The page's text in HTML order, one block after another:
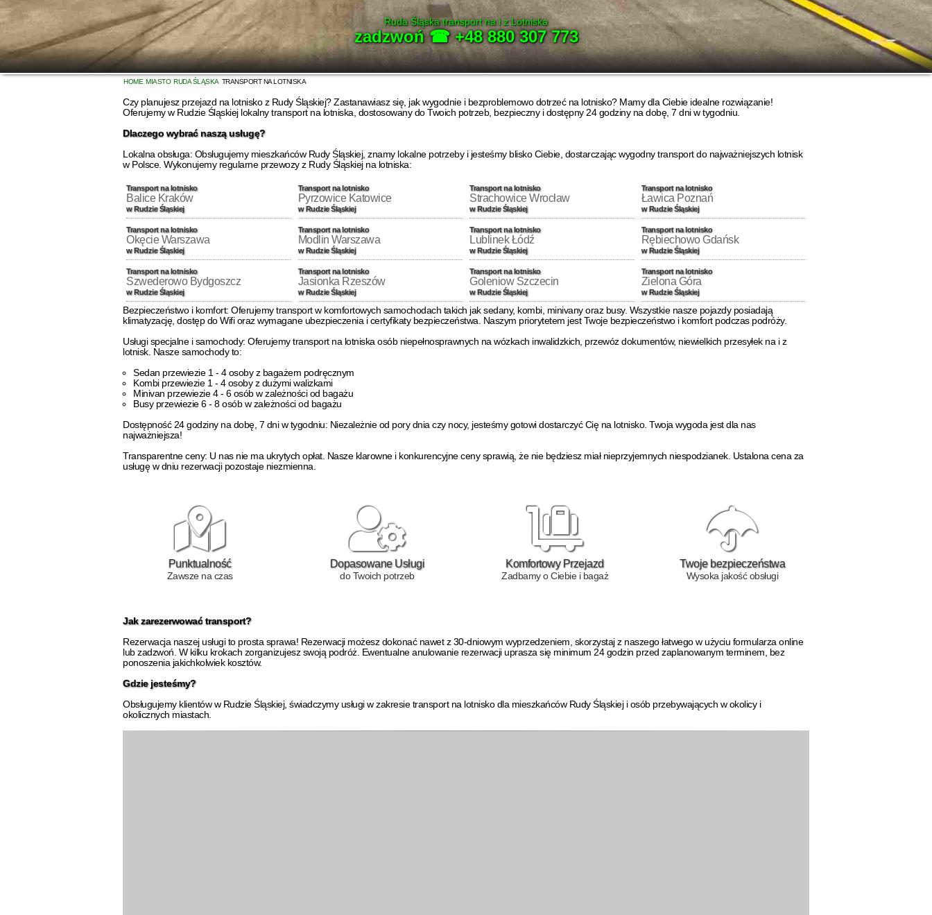
Ruda Śląska transport na i z Lotniska
zadzwoń ☎ +48 880 307 773
HOME MIASTO RUDA ŚLĄSKA TRANSPORT NA LOTNISKA
Czy planujesz przejazd na lotnisko z Rudy Śląskiej? Zastanawiasz się, jak wygodnie i bezproblemowo dotrzeć na lotnisko? Mamy dla Ciebie idealne rozwiązanie!
Oferujemy w Rudzie Śląskiej lokalny transport na lotniska, dostosowany do Twoich potrzeb, bezpieczny i dostępny 24 godziny na dobę, 7 dni w tygodniu.
Dlaczego wybrać naszą usługę?
Lokalna obsługa: Obsługujemy mieszkańców Rudy Śląskiej, znamy lokalne potrzeby i jesteśmy blisko Ciebie, dostarczając wygodny transport do najważniejszych lotnisk
w Polsce. Wykonujemy regularne przewozy z Rudy Śląskiej na lotniska:
Transport na lotnisko
Balice Kraków
w Rudzie Śląskiej
Transport na lotnisko
Pyrzowice Katowice
w Rudzie Śląskiej
Transport na lotnisko
Strachowice Wrocław
w Rudzie Śląskiej
Transport na lotnisko
Ławica Poznań
w Rudzie Śląskiej
Transport na lotnisko
Okęcie Warszawa
w Rudzie Śląskiej
Transport na lotnisko
Modlin Warszawa
w Rudzie Śląskiej
Transport na lotnisko
Lublinek Łódź
w Rudzie Śląskiej
Transport na lotnisko
Rębiechowo Gdańsk
w Rudzie Śląskiej
Transport na lotnisko
Szwederowo Bydgoszcz
w Rudzie Śląskiej
Transport na lotnisko
Jasionka Rzeszów
w Rudzie Śląskiej
Transport na lotnisko
Goleniow Szczecin
w Rudzie Śląskiej
Transport na lotnisko
Zielona Góra
w Rudzie Śląskiej
Bezpieczeństwo i komfort: Oferujemy transport w komfortowych samochodach takich jak sedany, kombi, minivany oraz busy. Wszystkie nasze pojazdy posiadają
klimatyzację, dostęp do Wifi oraz wymagane ubezpieczenia i certyfikaty bezpieczeństwa. Naszym priorytetem jest Twoje bezpieczeństwo i komfort podczas podróży.
Usługi specjalne i samochody: Oferujemy transport na lotniska osób niepełnosprawnych na wózkach inwalidzkich, przewóz dokumentów, niewielkich przesyłek na i z
lotnisk. Nasze samochody to:
Sedan przewiezie 1 - 4 osoby z bagażem podręcznym
Kombi przewiezie 1 - 4 osoby z dużymi walizkami
Minivan przewiezie 4 - 6 osób w zależności od bagażu
Busy przewiezie 6 - 8 osób w zależności od bagażu
Dostępność 24 godziny na dobę, 7 dni w tygodniu: Niezależnie od pory dnia czy nocy, jesteśmy gotowi dostarczyć Cię na lotnisko. Twoja wygoda jest dla nas
najważniejsza!
Transparentne ceny: U nas nie ma ukrytych opłat. Nasze klarowne i konkurencyjne ceny sprawią, że nie będziesz miał nieprzyjemnych niespodzianek. Ustalona cena za
usługę w dniu rezerwacji pozostaje niezmienna.
Punktualność
Zawsze na czas
Dopasowane Usługi
do Twoich potrzeb
Komfortowy Przejazd
Zadbamy o Ciebie i bagaż
Twoje bezpieczeństwa
Wysoka jakość obsługi
Jak zarezerwować transport?
Rezerwacja naszej usługi to prosta sprawa! Rezerwacji możesz dokonać nawet z 30-dniowym wyprzedzeniem, skorzystaj z naszego łatwego w użyciu formularza online
lub zadzwoń. W kilku krokach zorganizujesz swoją podróż. Ewentualne anulowanie rezerwacji uprasza się minimum 24 godzin przed zaplanowanym terminem, bez
ponoszenia jakichkolwiek kosztów.
Gdzie jesteśmy?
Obsługujemy klientów w Rudzie Śląskiej, świadczymy usługi w zakresie transport na lotnisko dla mieszkańców Rudy Śląskiej i osób przebywających w okolicy i
okolicznych miastach.